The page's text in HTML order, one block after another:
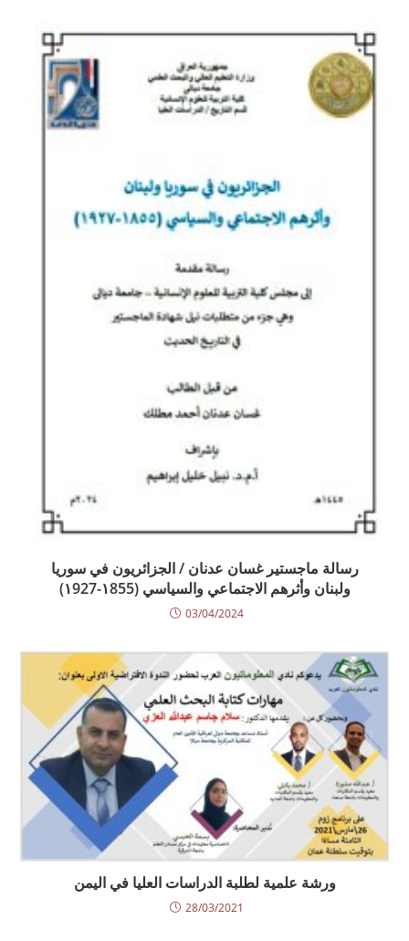
رسالة ماجستير غسان عدنان / الجزائريون في سوريا
ولبنان وأثرهم الاجتماعي والسياسي (١855-١927)
03/04/2024
ورشة علمية لطلبة الدراسات العليا في اليمن
28/03/2021